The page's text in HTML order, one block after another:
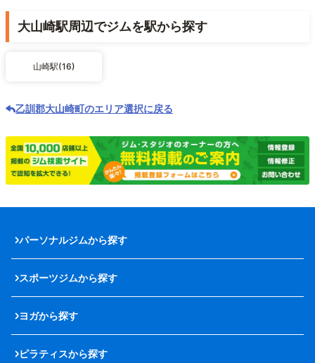
大山崎駅周辺でジムを駅から探す
山崎駅(16)
乙訓郡大山崎町のエリア選択に戻る
パーソナルジムから探す
スポーツジムから探す
ヨガから探す
ピラティスから探す